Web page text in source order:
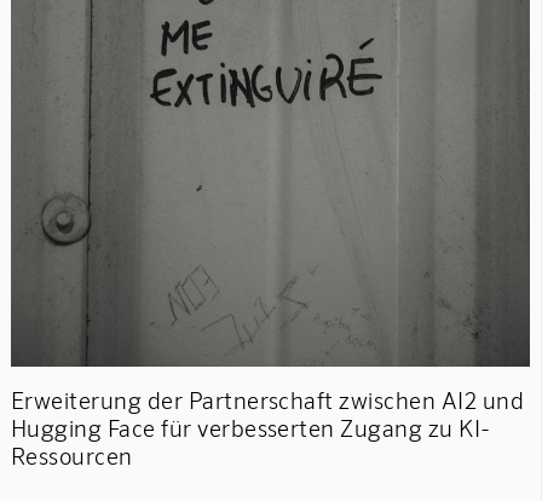
Erweiterung der Partnerschaft zwischen AI2 und
Hugging Face für verbesserten Zugang zu KI-
Ressourcen